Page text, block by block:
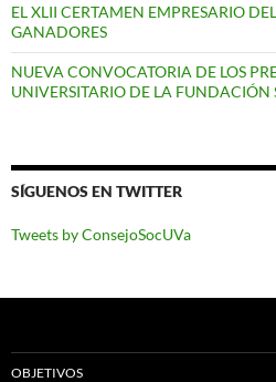
EL XLII CERTAMEN EMPRESARIO
GANADORES
NUEVA CONVOCATORIA DE LOS
UNIVERSITARIO DE LA FUNDACIÓN
SÍGUENOS EN TWITTER
Tweets by ConsejoSocUVa
OBJETIVOS